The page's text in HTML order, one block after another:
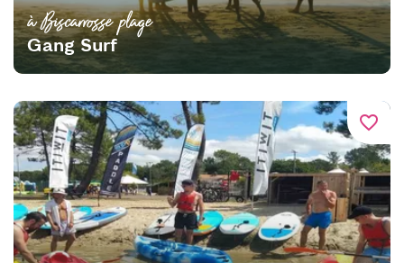
à Biscarrosse plage
Gang Surf
favorite_border